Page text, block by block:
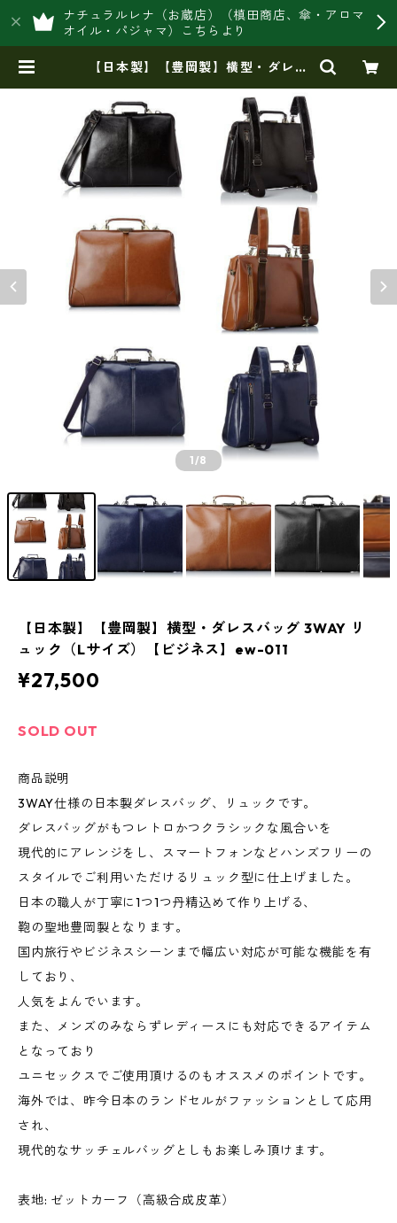
ナチュラルレナ（お蔵店）（槙田商店、傘・アロマ
オイル・パジャマ）こちらより
【日本製】【豊岡製】横型・ダレス
【ビジネス】ew-011 | 豊岡製オリ
ジナルバッグ製造販売【日本製・バ
ッグ財布 専門店】レナ ジャパン
メイド ショップ
1/8
【日本製】【豊岡製】横型・ダレスバッグ 3WAY リ
ュック（Lサイズ）【ビジネス】ew-011
¥27,500
SOLD OUT
商品説明
3WAY仕様の日本製ダレスバッグ、リュックです。
ダレスバッグがもつレトロかつクラシックな風合いを
現代的にアレンジをし、スマートフォンなどハンズフリーの
スタイルでご利用いただけるリュック型に仕上げました。
日本の職人が丁寧に1つ1つ丹精込めて作り上げる、
鞄の聖地豊岡製となります。
国内旅行やビジネスシーンまで幅広い対応が可能な機能を有
しており、
人気をよんでいます。
また、メンズのみならずレディースにも対応できるアイテム
となっており
ユニセックスでご使用頂けるのもオススメのポイントです。
海外では、昨今日本のランドセルがファッションとして応用
され、
現代的なサッチェルバッグとしもお楽しみ頂けます。
表地: ゼットカーフ（高級合成皮革）